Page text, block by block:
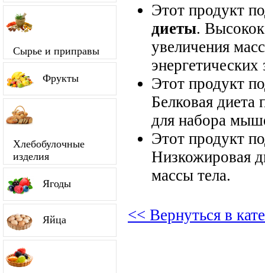
Сырье и приправы
Фрукты
Хлебобулочные
изделия
Ягоды
Яйца
Этот продукт
диеты.
увеличения
энергетических
Этот продукт
Белковая диета
для набора
Этот продукт
Низкожировая
массы тела.
<< Вернуться в